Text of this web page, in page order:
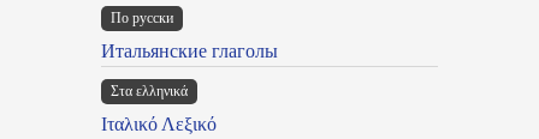
По русски
Итальянские глаголы
Στα ελληνικά
Ιταλικό Λεξικό